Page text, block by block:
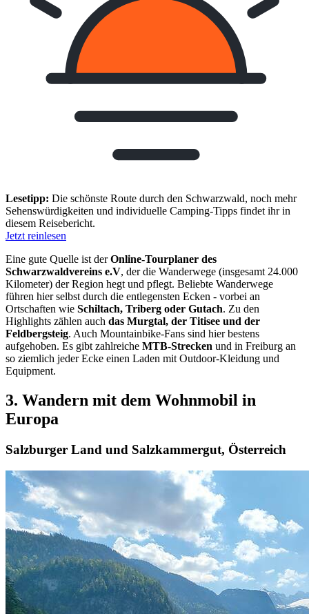
Lesetipp: Die schönste Route durch den Schwarzwald, noch mehr
Sehenswürdigkeiten und individuelle Camping-Tipps findet ihr in
diesem Reisebericht.
Jetzt reinlesen
Eine gute Quelle ist derOnline-Tourplaner des
Schwarzwaldvereins e.V, der die Wanderwege (insgesamt 24.000
Kilometer) der Region hegt und pflegt. Beliebte Wanderwege
führen hier selbst durch die entlegensten Ecken - vorbei an
Ortschaften wie Schiltach, Triberg oder Gutach. Zu den
Highlights zählen auch das Murgtal, der Titisee und der
Feldbergsteig. Auch Mountainbike-Fans sind hier bestens
aufgehoben. Es gibt zahlreiche MTB-Strecken und in Freiburg an
so ziemlich jeder Ecke einen Laden mit Outdoor-Kleidung und
Equipment.
3. Wandern mit dem Wohnmobil in
Europa
Salzburger Land und Salzkammergut, Österreich